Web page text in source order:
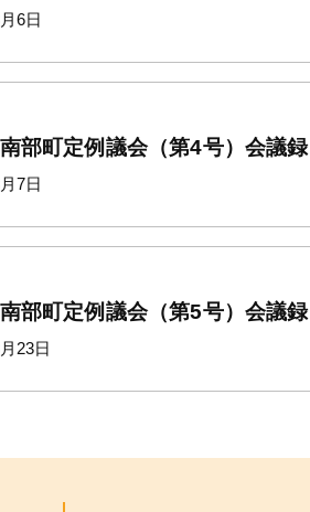
6日
部町定例議会（第4号）会議録
7日
部町定例議会（第5号）会議録
23日